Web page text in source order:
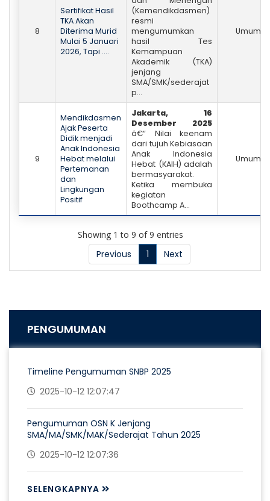
8
Sertifikat Hasil
TKA Akan
Diterima Murid
Mulai 5 Januari
2026, Tapi ....
(Kemendikdasmen)
resmi
mengumumkan
hasil Tes
Kemampuan
Akademik (TKA)
jenjang
SMA/SMK/sederajat
p...
Umum
9
Mendikdasmen
Ajak Peserta
Didik menjadi
Anak Indonesia
Hebat melalui
Pertemanan
dan
Lingkungan
Positif
Jakarta, 16
Desember 2025
â€“ Nilai keenam
dari tujuh Kebiasaan
Anak Indonesia
Hebat (KAIH) adalah
bermasyarakat.
Ketika membuka
kegiatan
Boothcamp A...
Umum
Showing 1 to 9 of 9 entries
Previous 1 Next
PENGUMUMAN
Timeline Pengumuman SNBP 2025
2025-10-12 12:07:47
Pengumuman OSN K Jenjang
SMA/MA/SMK/MAK/Sederajat Tahun 2025
2025-10-12 12:07:36
SELENGKAPNYA